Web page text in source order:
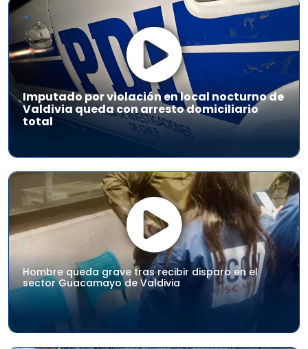
Imputado por violación en local nocturno de
Valdivia queda con arresto domiciliario
total
Hombre queda grave tras recibir disparo en el
sector Guacamayo de Valdivia